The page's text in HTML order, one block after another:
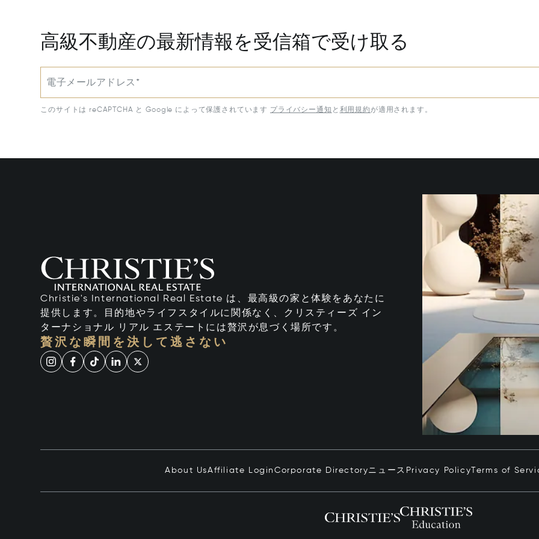
高級不動産の最新情報を受信箱で受け取る
電子メールアドレス*
このサイトは reCAPTCHA と Google によって保護されています プライバシー通知 と 利用規約が適用されます。
Christie's International Real Estate は、最高級の家と体験をあなたに
提供します。目的地やライフスタイルに関係なく、クリスティーズ イン
ターナショナル リアル エステートには贅沢が息づく場所です。
贅沢な瞬間を決して逃さない
About UsAffiliate LoginCorporate Directoryニュース Privacy PolicyTerms of